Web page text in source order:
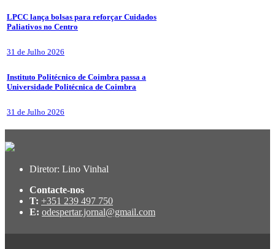
LPCC lança bolsas para reforçar Cuidados
Paliativos no Centro
31 de Julho 2026
Instituto Politécnico de Coimbra passa a
Universidade Politécnica de Coimbra
31 de Julho 2026
Diretor: Lino Vinhal
Contacte-nos
T: +351 239 497 750
E: odespertar.jornal@gmail.com